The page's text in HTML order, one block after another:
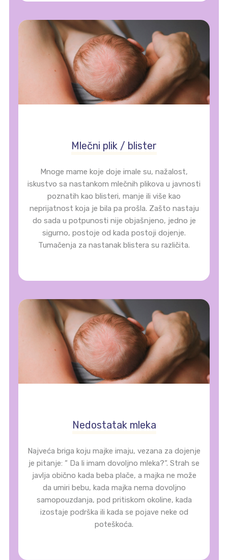
Mlečni plik / blister
Mnoge mame koje doje imale su, nažalost,
iskustvo sa nastankom mlečnih plikova u javnosti
poznatih kao blisteri, manje ili više kao
neprijatnost koja je bila pa prošla. Zašto nastaju
do sada u potpunosti nije objašnjeno, jedno je
sigurno, postoje od kada postoji dojenje.
Tumačenja za nastanak blistera su različita.
Nedostatak mleka
Najveća briga koju majke imaju, vezana za dojenje
je pitanje: “ Da li imam dovoljno mleka?“. Strah se
javlja obično kada beba plače, a majka ne može
da umiri bebu, kada majka nema dovoljno
samopouzdanja, pod pritiskom okoline, kada
izostaje podrška ili kada se pojave neke od
poteškoća.